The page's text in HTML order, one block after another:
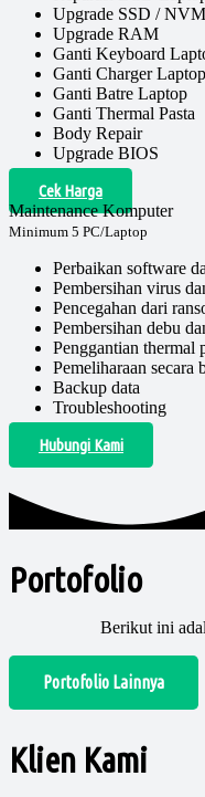
Upgrade SSD /
Upgrade RAM
Ganti Keyboard
Ganti Charger Laptop
Ganti Batre Laptop
Ganti Thermal Pasta
Body Repair
Upgrade BIOS
Cek Harga
Maintenance Komputer
Minimum 5 PC/Laptop
Perbaikan software
Pembersihan virus
Pencegahan dari
Pembersihan debu
Penggantian thermal
Pemeliharaan secara
Backup data
Troubleshooting
Hubungi Kami
Portofolio
Berikut ini
Portofolio Lainnya
Klien Kami